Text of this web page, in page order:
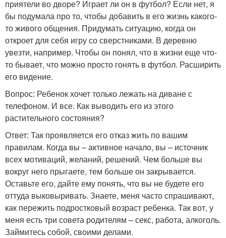
приятели во дворе? Играет ли он в футбол? Если нет, я
бы подумала про то, чтобы добавить в его жизнь какого-
то живого общения. Придумать ситуацию, когда он
откроет для себя игру со сверстниками. В деревню
увезти, например. Чтобы он понял, что в жизни еще что-
то бывает, что можно просто гонять в футбол. Расширить
его видение.
Вопрос: Ребенок хочет только лежать на диване с
телефоном. И все. Как выводить его из этого
растительного состояния?
Ответ: Так проявляется его отказ жить по вашим
правилам. Когда вы – активное начало, вы – источник
всех мотиваций, желаний, решений. Чем больше вы
вокруг него прыгаете, тем больше он закрывается.
Оставьте его, дайте ему понять, что вы не будете его
оттуда выковыривать. Знаете, меня часто спрашивают,
как пережить подростковый возраст ребенка. Так вот, у
меня есть три совета родителям – секс, работа, алкоголь.
Займитесь собой, своими делами.